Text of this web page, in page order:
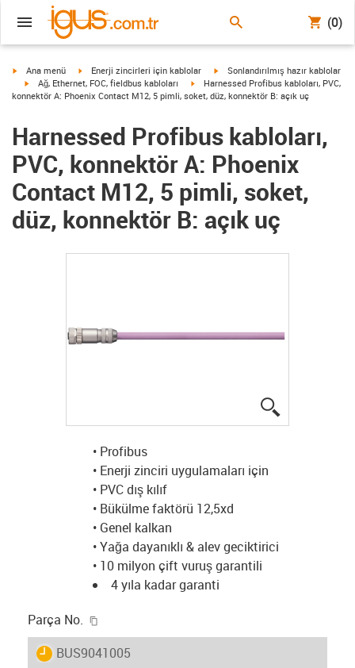
(0)
igus-icon-arrow-right
Ana menü igus-icon-arrow-right
Enerji zincirleri için kablolar igus-icon-arrow-right
Sonlandırılmış hazır kablolar
igus-icon-arrow-right
Ağ, Ethernet, FOC, fieldbus kabloları igus-icon-arrow-right
Harnessed Profibus kabloları, PVC,
konnektör A: Phoenix Contact M12, 5 pimli, soket, düz, konnektör B: açık uç
Harnessed Profibus kabloları,
PVC, konnektör A: Phoenix
Contact M12, 5 pimli, soket,
düz, konnektör B: açık uç
• Profibus
• Enerji zinciri uygulamaları için
• PVC dış kılıf
• Bükülme faktörü 12,5xd
• Genel kalkan
• Yağa dayanıklı & alev geciktirici
• 10 milyon çift vuruş garantili
4 yıla kadar garanti
Parça No.
igus-icon-lieferzeit
BUS9041005